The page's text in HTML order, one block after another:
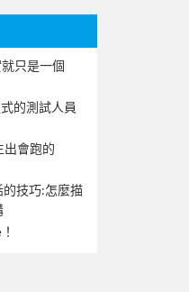
只是一個
的測試人員
出會跑的
的技巧:怎麼描